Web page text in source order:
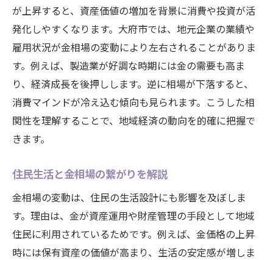
が上昇すると、資産価値の増加を背景に消費や投資が活
発化しやすくなります。大府市では、地元企業の業績や
雇用状況が金相場の変動により左右されることがありま
す。例えば、製造業が好調な時期には金の需要も高ま
り、経済成長を後押しします。逆に相場が下落すると、
消費マインドが冷え込む傾向も見られます。こうした相
関性を理解することで、地域経済の動向を的確に把握で
きます。
住民生活と金相場の繋がりを解説
金相場の変動は、住民の生活設計にも影響を及ぼしま
す。理由は、金が資産運用や財産管理の手段として地域
住民に利用されているためです。例えば、金価格の上昇
時には保有資産の価値が高まり、生活の安定感が増しま